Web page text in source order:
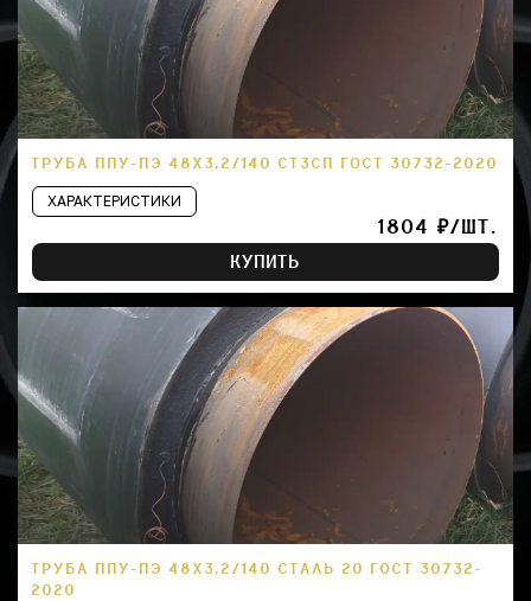
ТРУБА ППУ-ПЭ 48Х3,2/140 СТ3СП ГОСТ 30732-2020
ХАРАКТЕРИСТИКИ
1804 ₽/ШТ.
КУПИТЬ
ТРУБА ППУ-ПЭ 48Х3,2/140 СТАЛЬ 20 ГОСТ 30732-
2020